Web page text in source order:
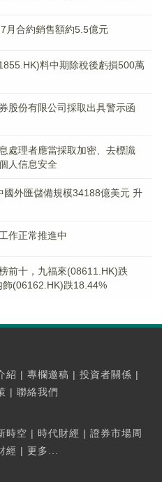
月合約銷售額約5.5億元
料中期除稅後虧損500萬
股份有限公司採取出具警示函
處理者應當採取加密、去標識
人信息安全
國外匯儲備規模34188億美元 升
作正常推進中
前十，九福來(08611.HK)跌
(06162.HK)跌18.44%
紹 | 專欄邀稿 | 投資者關係 |
| 聯絡我們
時空 | 時代財經 | 證券市場周
經 | 更多...